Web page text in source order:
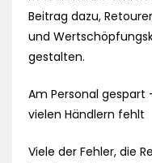
Beitrag dazu,
und
gestalten.
Am Personal
vielen Händlern fehlt
Viele der Fehler, die